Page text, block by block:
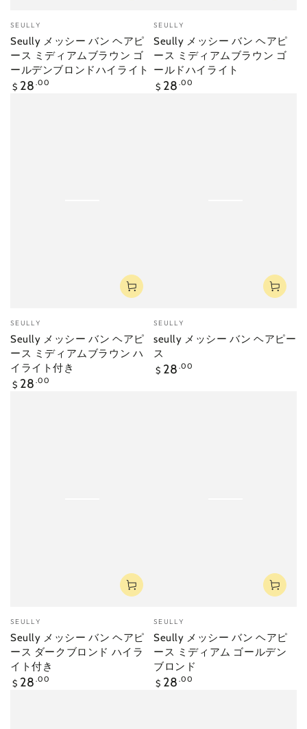
ベ
ン
ダ
SEULLY
Seully メッシー バン ヘアピ
ース ミディアムブラウン ゴ
ールデンブロンドハイライト
定
$ 28 .00
ベ
ン
ダ
SEULLY
Seully メッシー バン ヘアピ
ース ミディアムブラウン ゴ
ールドハイライト
定
$ 28 .00
ベ
ン
ダ
ー
SEULLY
Seully メッシー バン ヘアピ
ース ミディアムブラウン ハ
イライト付き
定
$ 28 .00
ベ
ダ
ー
SEULLY
seully メッシー バン ヘアピー
ス
定
$ 28 .00
ベ
ン
ダ
ー
SEULLY
Seully メッシー バン ヘアピ
ース ダークブロンド ハイラ
イト付き
定
$ 28 .00
ベ
ン
ダ
ー
SEULLY
Seully メッシー バン ヘアピ
ース ミディアム ゴールデン
ブロンド
定
$ 28 .00